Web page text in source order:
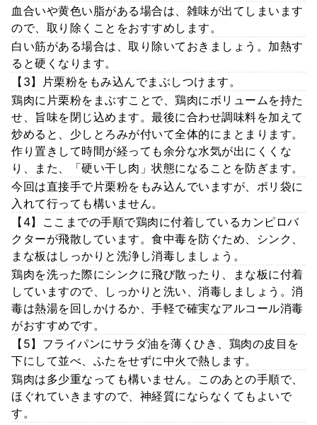
血合いや黄色い脂がある場合は、雑味が出てしまいます
ので、取り除くことをおすすめします。
白い筋がある場合は、取り除いておきましょう。加熱す
ると硬くなります。
【3】片栗粉をもみ込んでまぶしつけます。
鶏肉に片栗粉をまぶすことで、鶏肉にボリュームを持た
せ、旨味を閉じ込めます。最後に合わせ調味料を加えて
炒めると、少しとろみが付いて全体的にまとまります。
作り置きして時間が経っても余分な水気が出にくくな
り、また、「硬い干し肉」状態になることを防ぎます。
今回は直接手で片栗粉をもみ込んでいますが、ポリ袋に
入れて行っても構いません。
【4】ここまでの手順で鶏肉に付着しているカンピロバ
クターが飛散しています。食中毒を防ぐため、シンク、
まな板はしっかりと洗浄し消毒しましょう。
鶏肉を洗った際にシンクに飛び散ったり、まな板に付着
していますので、しっかりと洗い、消毒しましょう。消
毒は熱湯を回しかけるか、手軽で確実なアルコール消毒
がおすすめです。
【5】フライパンにサラダ油を薄くひき、鶏肉の皮目を
下にして並べ、ふたをせずに中火で熱します。
鶏肉は多少重なっても構いません。このあとの手順で、
ほぐれていきますので、神経質にならなくてもよいで
す。